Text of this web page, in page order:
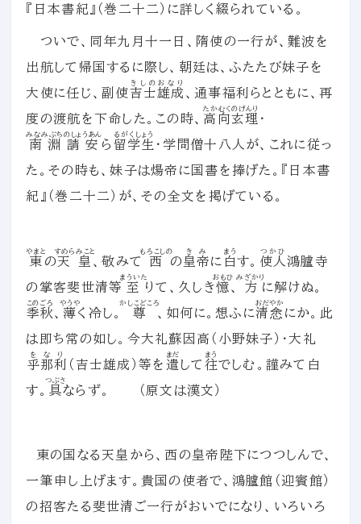
『日本書紀』（巻二十二）に詳しく綴られている。
ついで、同年九月十一日、隋使の一行が、難波を
出航して帰国するに際し、朝廷は、ふたたび妹子を
大使に任じ、副使吉士雄成
きしのおなり
、通事福利らとともに、再
度の渡航を下命した。この時、 高向玄理
たかむくのげんり
・
南淵請安
みなみぶちのしょうあん
ら留学生
るがくしょう
・学問僧十八人が、これに従っ
た。その時も、妹子は煬帝に国書を捧げた。『日本書
紀』（巻二十二）が、その全文を掲げている。
東
やまと
の天皇
すめらみこと
、敬みて 西
もろこしの
の皇帝
きみ
に 白
まう
す。 使人
つかひ
鴻臚寺
の掌客斐世清等 至
まういた
りて、久しき憶
おもひ
、 方
みざかり
に解けぬ。
季秋
このごろ
、薄
やうや
く冷し。 尊
かしこどころ
、如何に。想ふに清悆
おだやか
にか。此
は即ち常の如し。今大礼蘇因高（小野妹子）・大礼
乎那利
をなり
（吉士雄成）等を 遣
まだ
して 往
まう
でしむ。謹みて白
す。 具
つぶさ
ならず。 （原文は漢文）
東の国なる天皇から、西の皇帝陛下につつしんで、
一筆申し上げます。貴国の使者で、鴻臚館（迎賓館）
の招客たる斐世清ご一行がおいでになり、いろいろ